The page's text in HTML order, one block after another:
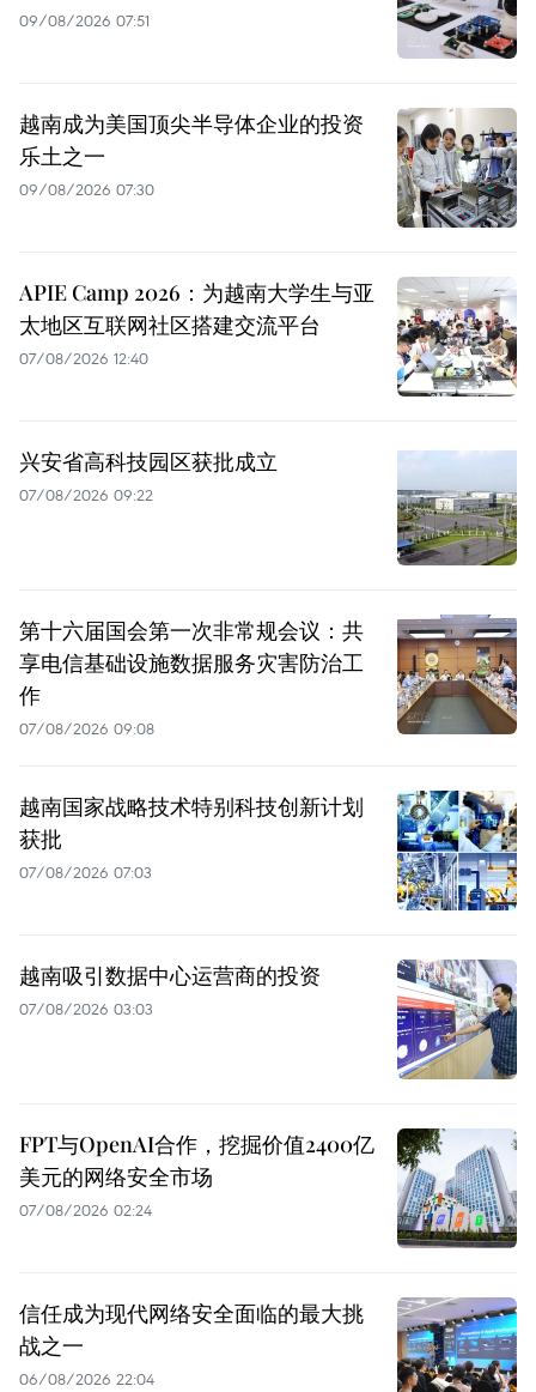
09/08/2026 07:51
越南成为美国顶尖半导体企业的投资
乐土之一
09/08/2026 07:30
APIE Camp 2026：为越南大学生与亚
太地区互联网社区搭建交流平台
07/08/2026 12:40
兴安省高科技园区获批成立
07/08/2026 09:22
第十六届国会第一次非常规会议：共
享电信基础设施数据服务灾害防治工
作
07/08/2026 09:08
越南国家战略技术特别科技创新计划
获批
07/08/2026 07:03
越南吸引数据中心运营商的投资
07/08/2026 03:03
FPT与OpenAI合作，挖掘价值2400亿
美元的网络安全市场
07/08/2026 02:24
信任成为现代网络安全面临的最大挑
战之一
06/08/2026 22:04